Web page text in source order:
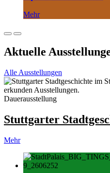
Mehr
Aktuelle
Alle Ausstellungen
Dauerausstellung
Stuttgarter
Mehr